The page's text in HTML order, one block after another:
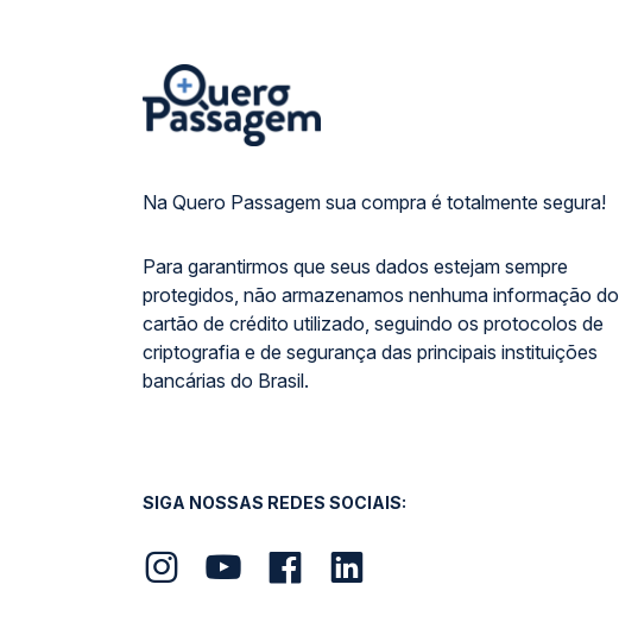
Na Quero Passagem sua compra é totalmente segura!
Para garantirmos que seus dados estejam sempre
protegidos, não armazenamos nenhuma informação do
cartão de crédito utilizado, seguindo os protocolos de
criptografia e de segurança das principais instituições
bancárias do Brasil.
SIGA NOSSAS REDES SOCIAIS: